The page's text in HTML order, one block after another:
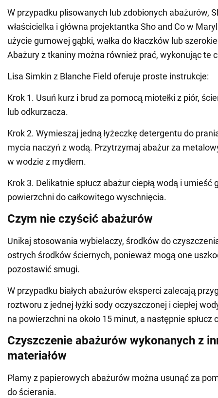
W przypadku plisowanych lub zdobionych abażurów,
właścicielka i główna projektantka Sho and Co w
użycie gumowej gąbki, wałka do kłaczków lub
Abażury z tkaniny można również prać, wykonując te
Lisa Simkin z Blanche Field oferuje proste instrukcje:
Krok 1. Usuń kurz i brud za pomocą miotełki z piór,
lub odkurzacza.
Krok 2. Wymieszaj jedną łyżeczkę detergentu do
mycia naczyń z wodą. Przytrzymaj abażur za
w wodzie z mydłem.
Krok 3. Delikatnie spłucz abażur ciepłą wodą i umieść
powierzchni do całkowitego wyschnięcia.
Czym nie czyścić abażurów
Unikaj stosowania wybielaczy, środków do
ostrych środków ściernych, ponieważ mogą one
pozostawić smugi.
W przypadku białych abażurów eksperci zalecają
roztworu z jednej łyżki sody oczyszczonej i ciepłej
na powierzchni na około 15 minut, a następnie spłucz
Czyszczenie abażurów wykonanych z
materiałów
Plamy z papierowych abażurów można usunąć za
do ścierania.